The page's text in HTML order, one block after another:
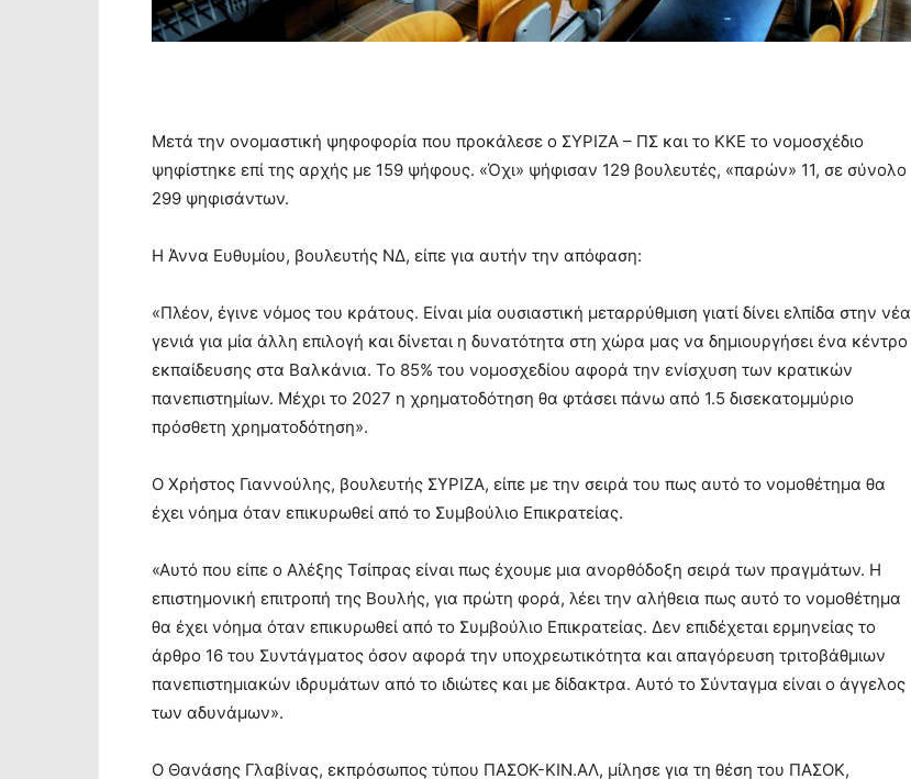
Μετά την ονομαστική ψηφοφορία που προκάλεσε ο ΣΥΡΙΖΑ – ΠΣ και το ΚΚΕ το νομοσχέδιο
ψηφίστηκε επί της αρχής με 159 ψήφους. «Όχι» ψήφισαν 129 βουλευτές, «παρών» 11, σε σύνολο
299 ψηφισάντων.
Η Άννα Ευθυμίου, βουλευτής ΝΔ, είπε για αυτήν την απόφαση:
«Πλέον, έγινε νόμος του κράτους. Είναι μία ουσιαστική μεταρρύθμιση γιατί δίνει ελπίδα στην νέα
γενιά για μία άλλη επιλογή και δίνεται η δυνατότητα στη χώρα μας να δημιουργήσει ένα κέντρο
εκπαίδευσης στα Βαλκάνια. Το 85% του νομοσχεδίου αφορά την ενίσχυση των κρατικών
πανεπιστημίων. Μέχρι το 2027 η χρηματοδότηση θα φτάσει πάνω από 1.5 δισεκατομμύριο
πρόσθετη χρηματοδότηση».
Ο Χρήστος Γιαννούλης, βουλευτής ΣΥΡΙΖΑ, είπε με την σειρά του πως αυτό το νομοθέτημα θα
έχει νόημα όταν επικυρωθεί από το Συμβούλιο Επικρατείας.
«Αυτό που είπε ο Αλέξης Τσίπρας είναι πως έχουμε μια ανορθόδοξη σειρά των πραγμάτων. Η
επιστημονική επιτροπή της Βουλής, για πρώτη φορά, λέει την αλήθεια πως αυτό το νομοθέτημα
θα έχει νόημα όταν επικυρωθεί από το Συμβούλιο Επικρατείας. Δεν επιδέχεται ερμηνείας το
άρθρο 16 του Συντάγματος όσον αφορά την υποχρεωτικότητα και απαγόρευση τριτοβάθμιων
πανεπιστημιακών ιδρυμάτων από το ιδιώτες και με δίδακτρα. Αυτό το Σύνταγμα είναι ο άγγελος
των αδυνάμων».
Ο Θανάσης Γλαβίνας, εκπρόσωπος τύπου ΠΑΣΟΚ-ΚΙΝ.ΑΛ, μίλησε για τη θέση του ΠΑΣΟΚ,